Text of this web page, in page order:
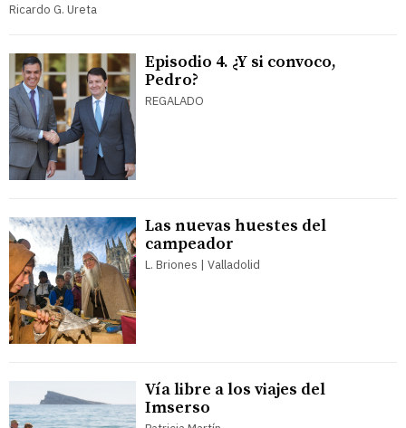
Ricardo G. Ureta
Episodio 4. ¿Y si convoco,
Pedro?
REGALADO
Las nuevas huestes del
campeador
L. Briones | Valladolid
Vía libre a los viajes del
Imserso